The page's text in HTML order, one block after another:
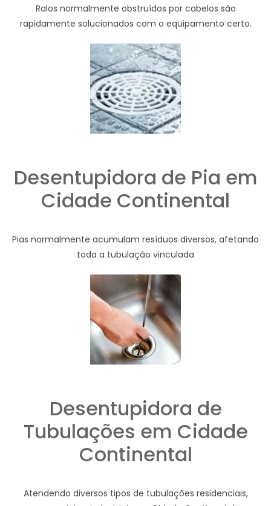
Ralos normalmente obstruídos por cabelos são
rapidamente solucionados com o equipamento certo.
Desentupidora de Pia em
Cidade Continental
Pias normalmente acumulam resíduos diversos, afetando
toda a tubulação vinculada
Desentupidora de
Tubulações em Cidade
Continental
Atendendo diversos tipos de tubulações residenciais,